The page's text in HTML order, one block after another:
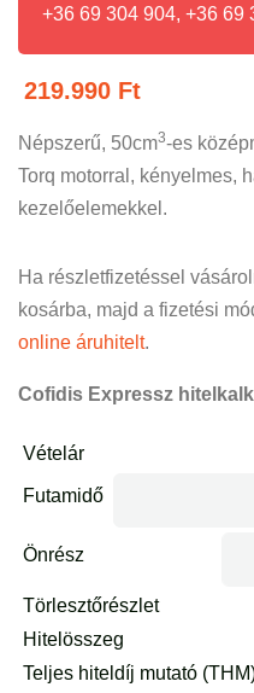
+36 69 304 904, +36 69
219.990 Ft
Népszerű, 50cm3-es
Torq motorral, kényelmes,
kezelőelemekkel.
Ha részletfizetéssel
kosárba, majd a fizetési
online áruhitelt.
Cofidis Expressz